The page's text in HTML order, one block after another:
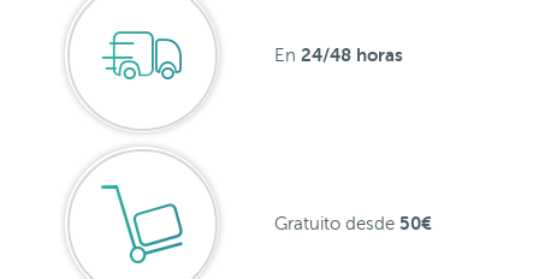
En 24/48 horas
Gratuito desde 50€